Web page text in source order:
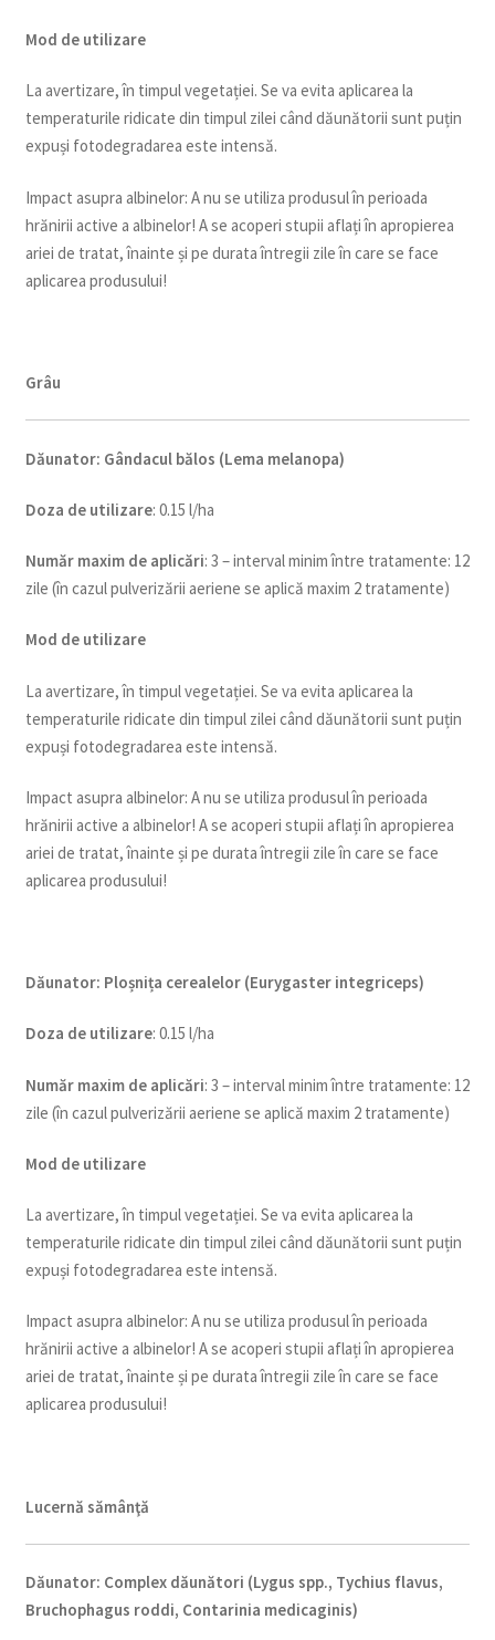
Mod de utilizare
La avertizare, în timpul vegetației. Se va evita aplicarea la
temperaturile ridicate din timpul zilei când dăunătorii sunt puțin
expuși fotodegradarea este intensă.
Impact asupra albinelor: A nu se utiliza produsul în perioada
hrănirii active a albinelor! A se acoperi stupii aflați în apropierea
ariei de tratat, înainte și pe durata întregii zile în care se face
aplicarea produsului!
Grâu
Dăunator: Gândacul bălos (Lema melanopa)
Doza de utilizare: 0.15 l/ha
Număr maxim de aplicări: 3 – interval minim între tratamente: 12
zile (în cazul pulverizării aeriene se aplică maxim 2 tratamente)
Mod de utilizare
La avertizare, în timpul vegetației. Se va evita aplicarea la
temperaturile ridicate din timpul zilei când dăunătorii sunt puțin
expuși fotodegradarea este intensă.
Impact asupra albinelor: A nu se utiliza produsul în perioada
hrănirii active a albinelor! A se acoperi stupii aflați în apropierea
ariei de tratat, înainte și pe durata întregii zile în care se face
aplicarea produsului!
Dăunator: Ploșnița cerealelor (Eurygaster integriceps)
Doza de utilizare: 0.15 l/ha
Număr maxim de aplicări: 3 – interval minim între tratamente: 12
zile (în cazul pulverizării aeriene se aplică maxim 2 tratamente)
Mod de utilizare
La avertizare, în timpul vegetației. Se va evita aplicarea la
temperaturile ridicate din timpul zilei când dăunătorii sunt puțin
expuși fotodegradarea este intensă.
Impact asupra albinelor: A nu se utiliza produsul în perioada
hrănirii active a albinelor! A se acoperi stupii aflați în apropierea
ariei de tratat, înainte și pe durata întregii zile în care se face
aplicarea produsului!
Lucernă sămânţă
Dăunator: Complex dăunători (Lygus spp., Tychius flavus,
Bruchophagus roddi, Contarinia medicaginis)